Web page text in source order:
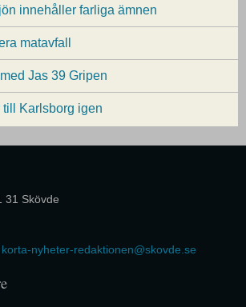
innehåller farliga ämnen
matavfall
Jas 39 Gripen
Karlsborg igen
31 Skövde
korta-nyheter-redaktionen@skovde.se